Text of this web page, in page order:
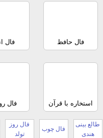
فال حافظ فال
استخاره با قرآن فال
طالع بینی
هندی
فال چوب
فال روز
تولد